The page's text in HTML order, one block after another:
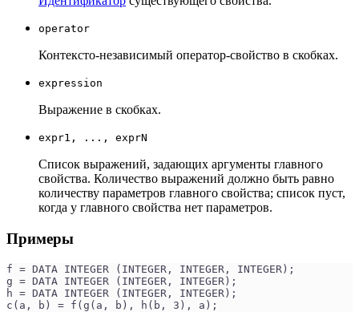
operator
Контексто-независимый оператор-свойство в скобках.
expression
Выражение в скобках.
expr1, ..., exprN
Список выражений, задающих аргументы главного
свойства. Количество выражений должно быть равно
количеству параметров главного свойства; список пуст,
когда у главного свойства нет параметров.
Примеры
f = DATA INTEGER (INTEGER, INTEGER, INTEGER);
g = DATA INTEGER (INTEGER, INTEGER);
h = DATA INTEGER (INTEGER, INTEGER);
c(a, b) = f(g(a, b), h(b, 3), a);